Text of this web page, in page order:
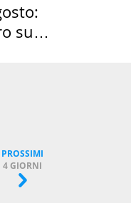
su